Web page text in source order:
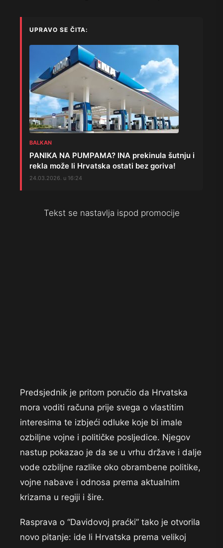
UPRAVO SE ČITA:
BALKAN
PANIKA NA PUMPAMA? INA prekinula šutnju i
rekla može li Hrvatska ostati bez goriva!
24.03.2026. u 16:24
Tekst se nastavlja ispod promocije
Predsjednik je pritom poručio da Hrvatska
mora voditi računa prije svega o vlastitim
interesima te izbjeći odluke koje bi imale
ozbiljne vojne i političke posljedice. Njegov
nastup pokazao je da se u vrhu države i dalje
vode ozbiljne razlike oko obrambene politike,
vojne nabave i odnosa prema aktualnim
krizama u regiji i šire.
Rasprava o “Davidovoj praćki” tako je otvorila
novo pitanje: ide li Hrvatska prema velikoj